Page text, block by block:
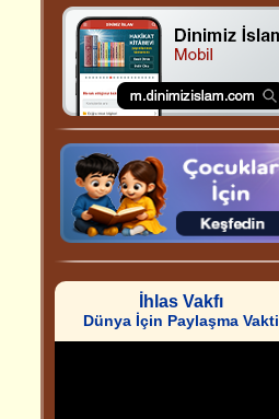
İhlas Vakfı
Dünya İçin Paylaşma Vakti